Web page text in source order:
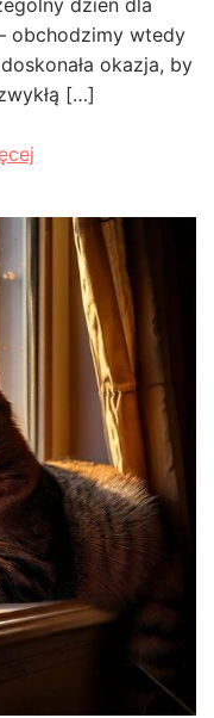
obchodzimy wtedy
okazja, by
[…]